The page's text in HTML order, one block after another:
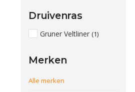
Druivenras
Gruner Veltliner (1)
Merken
Alle merken